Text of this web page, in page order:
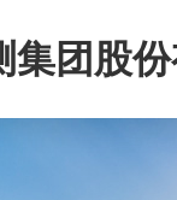
集团股